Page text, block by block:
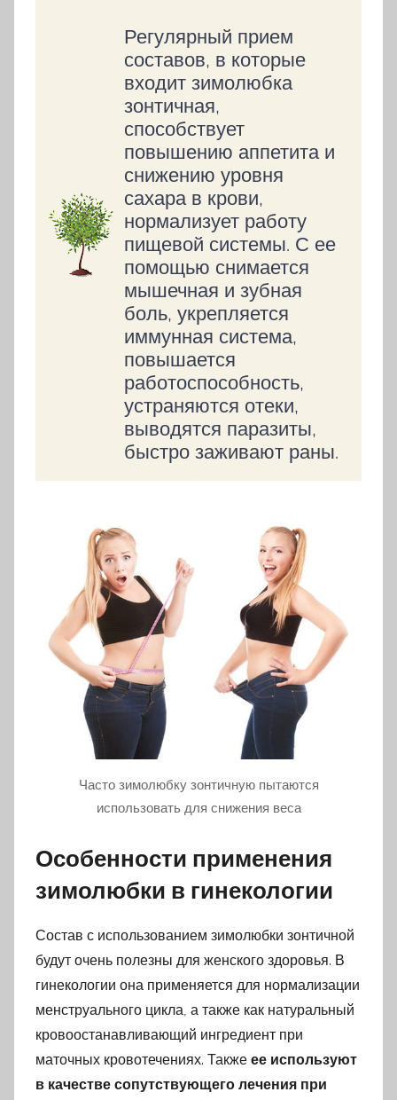
Регулярный прием
составов, в которые
входит зимолюбка
зонтичная,
способствует
повышению аппетита и
снижению уровня
сахара в крови,
нормализует работу
пищевой системы. С ее
помощью снимается
мышечная и зубная
боль, укрепляется
иммунная система,
повышается
работоспособность,
устраняются отеки,
выводятся паразиты,
быстро заживают раны.
Часто зимолюбку зонтичную пытаются
использовать для снижения веса
Особенности применения
зимолюбки в гинекологии
Состав с использованием зимолюбки зонтичной
будут очень полезны для женского здоровья. В
гинекологии она применяется для нормализации
менструального цикла, а также как натуральный
кровоостанавливающий ингредиент при
маточных кровотечениях. Также ее используют
в качестве сопутствующего лечения при